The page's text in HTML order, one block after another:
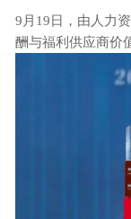
9月19日，由人力
酬与福利供应商价